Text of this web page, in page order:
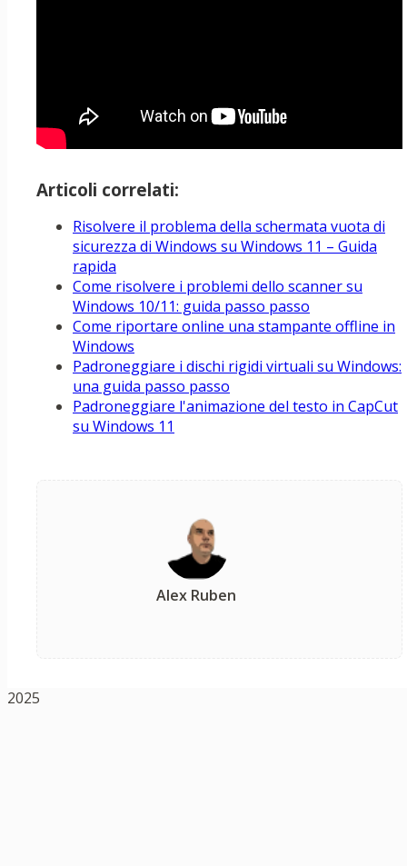
Articoli correlati:
Risolvere il problema della schermata vuota di
sicurezza di Windows su Windows 11 – Guida
rapida
Come risolvere i problemi dello scanner su
Windows 10/11: guida passo passo
Come riportare online una stampante offline in
Windows
Padroneggiare i dischi rigidi virtuali su Windows:
una guida passo passo
Padroneggiare l'animazione del testo in CapCut
su Windows 11
Alex Ruben
2025